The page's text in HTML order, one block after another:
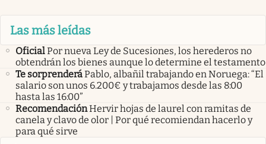
Las más leídas
OficialPor nueva Ley de Sucesiones, los herederos no
obtendrán los bienes aunque lo determine el testamento
Te sorprenderáPablo, albañil trabajando en Noruega: “El
salario son unos 6.200€ y trabajamos desde las 8:00
hasta las 16:00”
RecomendaciónHervir hojas de laurel con ramitas de
canela y clavo de olor | Por qué recomiendan hacerlo y
para qué sirve